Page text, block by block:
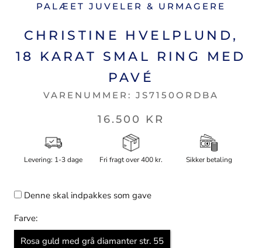
PALÆET JUVELER & URMAGERE
CHRISTINE HVELPLUND,
18 KARAT SMAL RING MED
PAVÉ
VARENUMMER: JS7150ORDBA
16.500 KR
Levering: 1-3 dage Fri fragt over 400 kr. Sikker betaling
Denne skal indpakkes som gave
Farve:
Rosa guld med grå diamanter str. 55